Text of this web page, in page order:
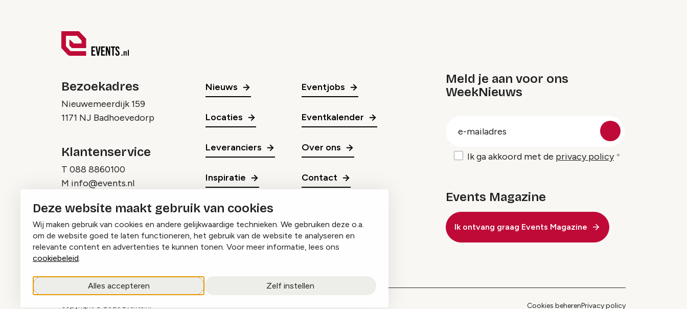
Deze website maakt gebruik van cookies
Wij maken gebruik van cookies en andere gelijkwaardige technieken. We gebruiken deze o.a.
om de website goed te laten functioneren, het gebruik van de website te analyseren en
relevante content en advertenties te kunnen tonen. Voor meer informatie, lees ons
cookiebeleid.
Alles accepteren Zelf instellen
Bezoekadres
Nieuwemeerdijk 159
1171 NJ Badhoevedorp
Klantenservice
T 088 8860100
M info@events.nl
Nieuws
Locaties
Leveranciers
Inspiratie
Eventjobs
Eventkalender
Over ons
Contact
Meld je aan voor ons
WeekNieuws
Ik ga akkoord met de privacy policy
Events Magazine
Ik ontvang graag Events Magazine
Cookies beherenPrivacy policy
copyright © 2026 Events.nl